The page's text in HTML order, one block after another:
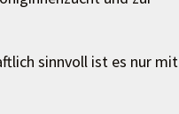
sinnvoll ist es nur mit